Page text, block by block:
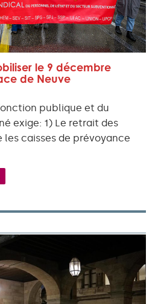
le 9 décembre
de Neuve
publique et du
exige: 1) Le retrait des
caisses de prévoyance